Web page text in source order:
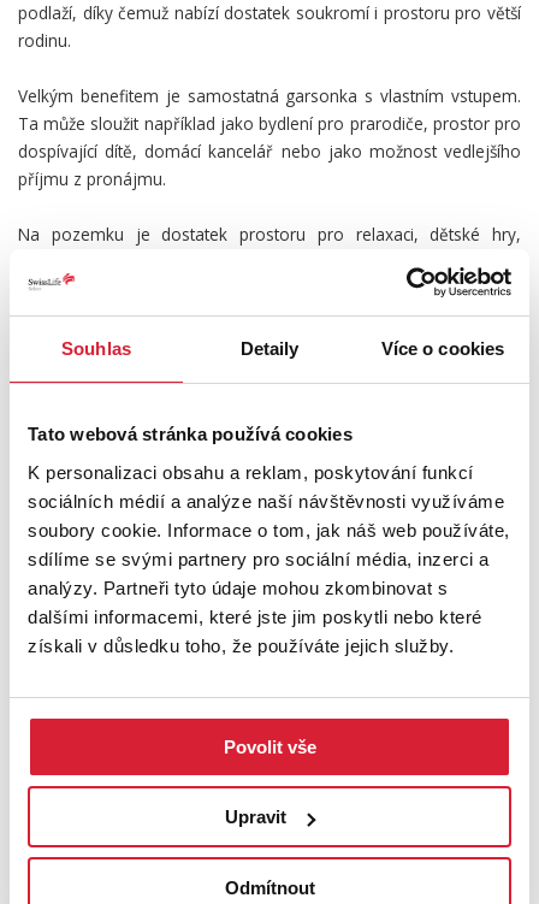
Souhlas Detaily Více o cookies
Tato webová stránka používá cookies
K personalizaci obsahu a reklam, poskytování funkcí
sociálních médií a analýze naší návštěvnosti využíváme
soubory cookie. Informace o tom, jak náš web používáte,
sdílíme se svými partnery pro sociální média, inzerci a
analýzy. Partneři tyto údaje mohou zkombinovat s
dalšími informacemi, které jste jim poskytli nebo které
získali v důsledku toho, že používáte jejich služby.
Povolit vše
Upravit
Odmítnout
podlaží, díky čemuž nabízí dostatek soukromí i prostoru pro větší
rodinu.
Velkým benefitem je samostatná garsonka s vlastním vstupem.
Ta může sloužit například jako bydlení pro prarodiče, prostor pro
dospívající dítě, domácí kancelář nebo jako možnost vedlejšího
příjmu z pronájmu.
Na pozemku je dostatek prostoru pro relaxaci, dětské hry,
zahradničení i posezení s rodinou a přáteli. Parkování je
pohodlně zajištěno přímo ve dvoře nebo v garáži.
Obec Zvíkov u Lišova nabízí klidné bydlení v příjemném prostředí
venkovského bydlení a rychlého spojení do města.
Pro více informací nebo sjednání prohlídky mě kontaktujte. Ráda
vám pomůžu také se zajištěním výhodného financování.
Těším se na osobní setkání při prohlídce této zajímavé
nemovitosti.
PODROBNOSTI
UMÍSTĚNÍ OBJEKTU
−